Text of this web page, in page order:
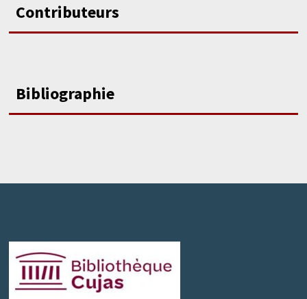
Contributeurs
Bibliographie